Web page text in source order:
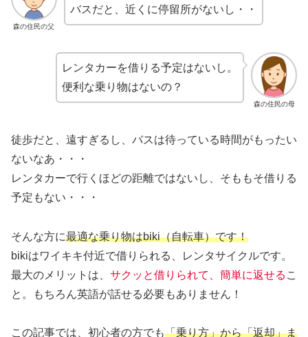
森の住民の父
バスだと、近くに停留所がないし・・
森の住民の母
レンタカーを借りる予定はないし。
便利な乗り物はないの？
徒歩だと、遠すぎるし、バスは待っている時間がもったい
ないなあ・・・
レンタカーで行くほどの距離ではないし、そももそ借りる
予定もない・・・
そんな方に最適な乗り物はbiki（自転車）です！
bikiはワイキキ付近で借りられる、レンタサイクルです。
最大のメリットは、 サクッと借りられて、簡単に返せる こ
と。もちろん英語が話せる必要もありません！
この記事では、初心者の方でも「乗り方」から「返却」ま